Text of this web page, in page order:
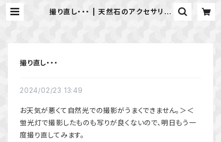
撮り直し・・・ | 天然石のアクセサリー
撮り直し・・・
2024/02/23 13:49
お天気が悪くて自然光での撮影がうまくできません。＞＜
蛍光灯で撮影したものも写りが良くないので、明日もう一
度撮り直してみます。